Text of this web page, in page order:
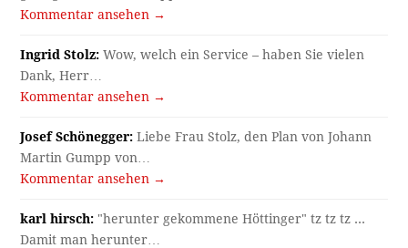
Kommentar ansehen →
Ingrid Stolz: Wow, welch ein Service – haben Sie vielen
Dank, Herr…
Kommentar ansehen →
Josef Schönegger: Liebe Frau Stolz, den Plan von Johann
Martin Gumpp von…
Kommentar ansehen →
karl hirsch: "herunter gekommene Höttinger" tz tz tz ...
Damit man herunter…